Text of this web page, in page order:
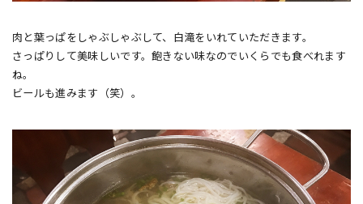
肉と葉っぱをしゃぶしゃぶして、白滝をいれていただきます。
さっぱりして美味しいです。飽きない味なのでいくらでも食べれます
ね。
ビールも進みます（笑）。